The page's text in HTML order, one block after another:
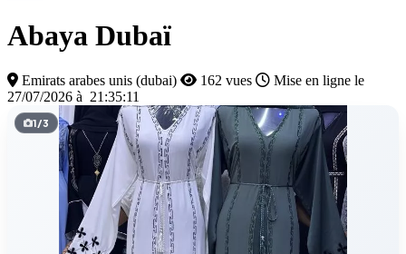
Abaya Dubaï
Emirats arabes unis (dubai) 162 vues
Mise en ligne le
27/07/2026 à 21:35:11
1/3